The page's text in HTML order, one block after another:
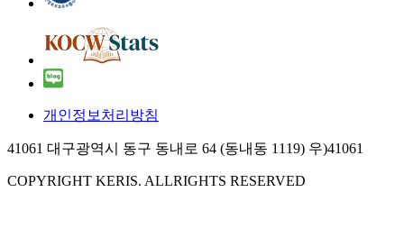
개인정보처리방침
41061 대구광역시 동구 동내로 64 (동내동 1119) 우)41061
COPYRIGHT KERIS. ALLRIGHTS RESERVED